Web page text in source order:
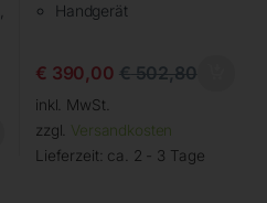
Handgerät
€ 390,00 €502,80
inkl. MwSt.
zzgl. Versandkosten
Lieferzeit: ca. 2 - 3 Tage